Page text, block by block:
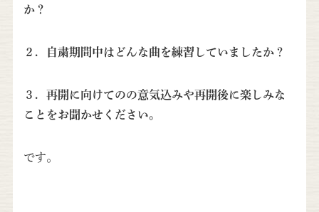
か？
２．自粛期間中はどんな曲を練習していましたか？
３．再開に向けてのの意気込みや再開後に楽しみな
ことをお聞かせください。
です。